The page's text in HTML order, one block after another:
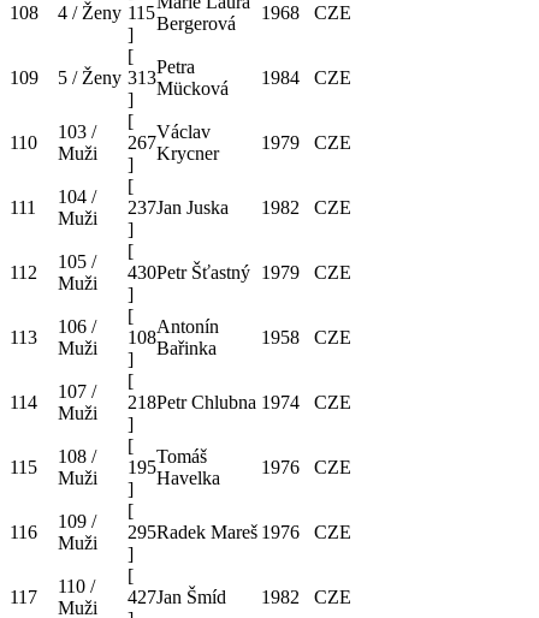
108 4 / Ženy 115
]
Bergerová
1968 CZE
109 5 / Ženy
[
313
]
Petra
Mücková
1984 CZE
110
103 /
Muži
[
267
]
Václav
Krycner
1979 CZE
111
104 /
Muži
[
237
]
Jan Juska 1982 CZE
112
105 /
Muži
[
430
]
Petr Šťastný 1979 CZE
113
106 /
Muži
[
108
]
Antonín
Bařinka
1958 CZE
114
107 /
Muži
[
218
]
Petr Chlubna 1974 CZE
115
108 /
Muži
[
195
]
Tomáš
Havelka
1976 CZE
116
109 /
Muži
[
295
]
Radek Mareš 1976 CZE
117
110 /
Muži
[
427Jan Šmíd 1982 CZE